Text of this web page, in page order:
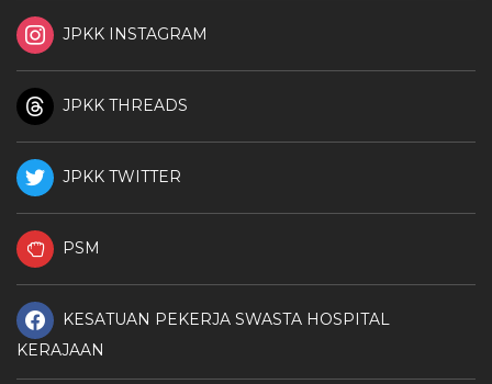
JPKK INSTAGRAM
JPKK THREADS
JPKK TWITTER
PSM
KESATUAN PEKERJA SWASTA HOSPITAL
KERAJAAN